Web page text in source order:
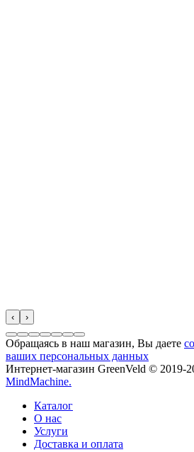
‹ ›
Обращаясь в наш магазин, Вы даете
ваших персональных данных
Интернет-магазин GreenVeld © 2019-
MindMachine.
Каталог
О нас
Услуги
Доставка и оплата